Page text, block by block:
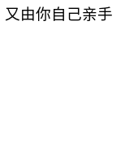
由你自己亲手